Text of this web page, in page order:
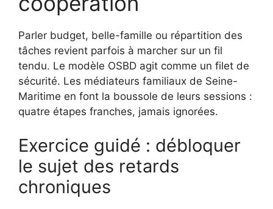
Parler budget, belle-famille ou répartition des
tâches revient parfois à marcher sur un fil
tendu. Le modèle OSBD agit comme un filet de
sécurité. Les médiateurs familiaux de Seine-
Maritime en font la boussole de leurs sessions :
quatre étapes franches, jamais ignorées.
Exercice guidé : débloquer
le sujet des retards
chroniques